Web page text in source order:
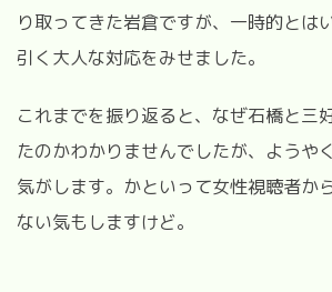
り取ってきた岩倉ですが、一時的とは
引く大人な対応をみせました。
これまでを振り返ると、なぜ石橋と三
たのかわかりませんでしたが、ようや
気がします。かといって女性視聴者か
ない気もしますけど。